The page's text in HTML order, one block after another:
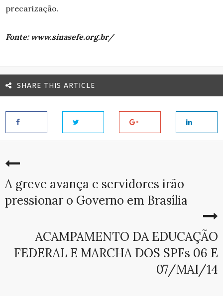
precarização.
Fonte: www.sinasefe.org.br/
SHARE THIS ARTICLE
A greve avança e servidores irão
pressionar o Governo em Brasília
ACAMPAMENTO DA EDUCAÇÃO
FEDERAL E MARCHA DOS SPFs 06 E
07/MAI/14